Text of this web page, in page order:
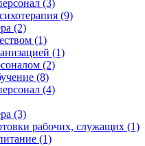
(3)
(9)
(2)
(1)
(1)
(2)
(8)
(4)
(3)
рабочих, служащих (1)
(1)